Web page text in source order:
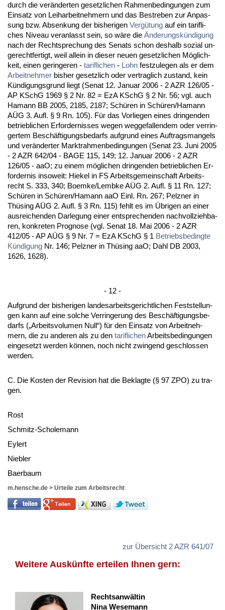
durch die veränder­ten ge­setz­li­chen Rah­men­be­din­gun­gen zum
Ein­satz von Leih­ar­beit­neh­mern und das Be­stre­ben zur An­pas­
sung bzw. Ab­sen­kung der bis­he­ri­gen Vergütung auf ein ta­rif­li­
ches Ni­veau ver­an­lasst sein, so wäre die Ände­rungskündi­gung
nach der Recht­spre­chung des Se­nats schon des­halb so­zi­al un­
ge­recht­fer­tigt, weil al­lein in die­ser neu­en ge­setz­li­chen Möglich­
keit, ei­nen ge­rin­ge­ren - ta­rif­li­chen - Lohn fest­zu­le­gen als er dem
Ar­beit­neh­mer bis­her ge­setz­lich oder ver­trag­lich zu­stand, kein
Kündi­gungs­grund liegt (Se­nat 12. Ja­nu­ar 2006 - 2 AZR 126/05 -
AP KSchG 1969 § 2 Nr. 82 = EzA KSchG § 2 Nr. 56; vgl. auch
Ha­mann BB 2005, 2185, 2187; Schüren in Schüren/Ha­mann
AÜG 3. Aufl. § 9 Rn. 105). Für das Vor­lie­gen ei­nes drin­gen­den
be­trieb­li­chen Er­for­der­nis­ses we­gen weg­ge­fal­len­dem oder ver­rin­
ger­tem Beschäfti­gungs­be­darfs auf­grund ei­nes Auf­trags­man­gels
und veränder­ter Markt­rah­men­be­din­gun­gen (Se­nat 23. Ju­ni 2005
- 2 AZR 642/04 - BA­GE 115, 149; 12. Ja­nu­ar 2006 - 2 AZR
126/05 - aaO; zu ei­nem mögli­chen drin­gen­den be­trieb­li­chen Er­
for­der­nis in­so­weit: Hie­kel in FS Ar­beits­ge­mein­schaft Ar­beits­
recht S. 333, 340; Bo­em­ke/Lembke AÜG 2. Aufl. § 11 Rn. 127;
Schüren in Schüren/Ha­mann aaO Einl. Rn. 267; Pelz­ner in
Thüsing AÜG 2. Aufl. § 3 Rn. 115) fehlt es im Übri­gen an ei­ner
aus­rei­chen­den Dar­le­gung ei­ner ent­spre­chen­den nach­voll­zieh­ba­
ren, kon­kre­ten Pro­gno­se (vgl. Se­nat 18. Mai 2006 - 2 AZR
412/05 - AP AÜG § 9 Nr. 7 = EzA KSchG § 1 Be­triebs­be­ding­te
Kündi­gung Nr. 146; Pelz­ner in Thüsing aaO; Dahl DB 2003,
1626, 1628).
- 12 -
Auf­grund der bis­he­ri­gen lan­des­ar­beits­ge­richt­li­chen Fest­stel­lun­
gen kann auf ei­ne sol­che Ver­rin­ge­rung des Beschäfti­gungs­be­
darfs („Ar­beits­vo­lu­men Null“) für den Ein­satz von Ar­beit­neh­
mern, die zu an­de­ren als zu den ta­rif­li­chenAr­beits­be­din­gun­gen
ein­ge­setzt wer­den können, noch nicht zwin­gend ge­schlos­sen
wer­den.
C. Die Kos­ten der Re­vi­si­on hat die Be­klag­te (§ 97 ZPO) zu tra­
gen.
Rost
Schmitz-Scho­le­mann
Ey­lert
Nie­b­ler
Ba­er­baum
m.hensche.de > Urteile zum Arbeitsrecht
zur Übersicht 2 AZR 641/07
Weitere Auskünfte erteilen Ihnen gern:
Rechtsanwältin
Nina Wesemann